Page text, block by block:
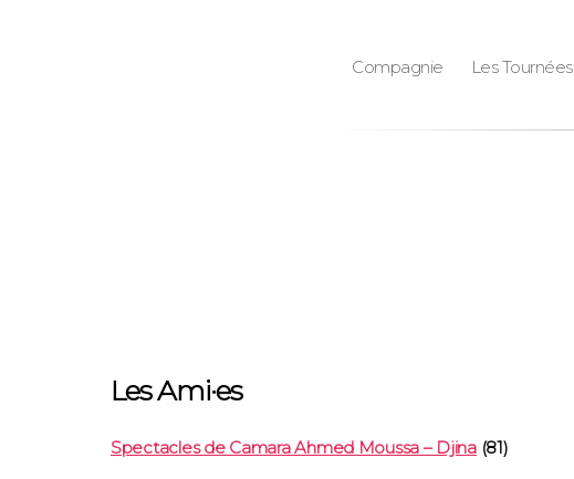
Compagnie Les Tournées
Les Ami·es
Spectacles de Camara Ahmed Moussa – Djina(81)